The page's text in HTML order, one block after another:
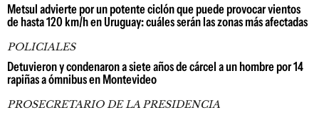
Metsul advierte por un potente ciclón que puede provocar vientos
de hasta 120 km/h en Uruguay: cuáles serán las zonas más afectadas
POLICIALES
Detuvieron y condenaron a siete años de cárcel a un hombre por 14
rapiñas a ómnibus en Montevideo
PROSECRETARIO DE LA PRESIDENCIA